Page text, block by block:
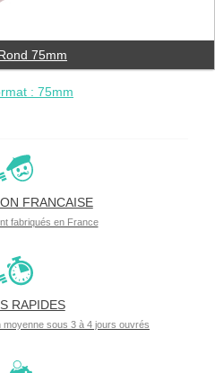
75mm
: 75mm
FRANCAISE
fabriqués en France
RAPIDES
moyenne sous 3 à 4 jours ouvrés